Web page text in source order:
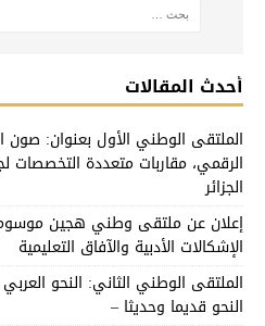
أحدث المقالات
الملتقى الوطني الأول بعنوان: صون
الرقمي، مقاربات متعددة التخصصات
الجزائر
إعلان عن ملتقى وطني هجين
الإشكالات الأدبية والآفاق التعليمية
الملتقى الوطني الثاني: النحو
النحو قديما وحديثا –